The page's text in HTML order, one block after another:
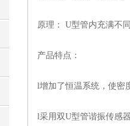
原理： U型管内充满不
产品特点：
l增加了恒温系统，使密
l采用双U型管谐振传感